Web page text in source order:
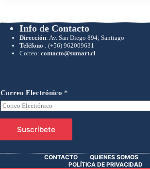
Info de Contacto
Dirección: Av. San Diego 894; Santiago
Teléfono : (+56) 962009631
Correo: contacto@sumart.cl
Correo Electrónico *
Suscríbete
CONTACTO QUIENES SOMOS
POLÍTICA DE PRIVACIDAD